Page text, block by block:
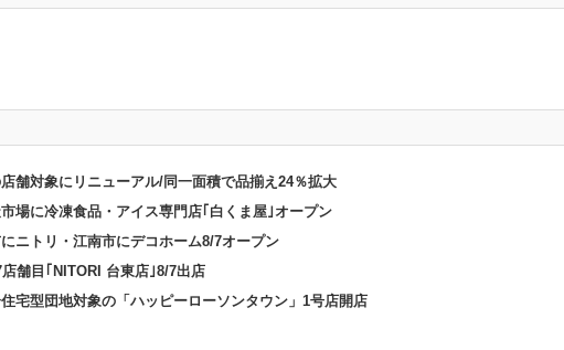
舗対象にリニューアル/同一面積で品揃え24％拡大
場に冷凍食品・アイス専門店｢白くま屋｣オープン
ニトリ・江南市にデコホーム8/7オープン
舗目｢NITORI 台東店｣8/7出店
宅型団地対象の「ハッピーローソンタウン」1号店開店